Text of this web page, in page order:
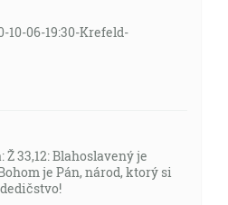
10-06-19:30-Krefeld-
33,12: Blahoslavený je
je Pán, národ, ktorý si